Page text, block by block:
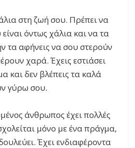
στη ζωή σου. Πρέπει να
όντως χάλια και να τα
τα αφήνεις να σου στερούν
χαρά. Έχεις εστιάσει
και δεν βλέπεις τα καλά
γύρω σου.
άνθρωπος έχει πολλές
μόνο με ένα πράγμα,
Έχει ενδιαφέροντα